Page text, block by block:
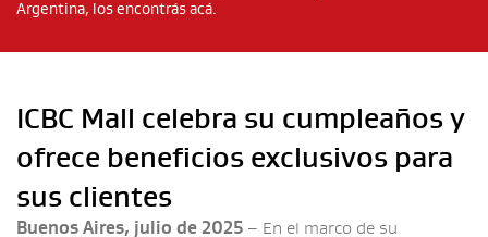
Argentina, los encontrás acá.
ICBC Mall celebra su cumpleaños y
ofrece beneficios exclusivos para
sus clientes
Buenos Aires, julio de 2025 – En el marco de su